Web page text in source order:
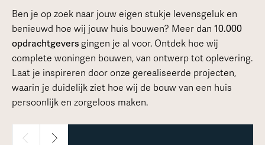
Ben je op zoek naar jouw eigen stukje levensgeluk en
benieuwd hoe wij jouw huis bouwen? Meer dan 10.000
opdrachtgevers gingen je al voor. Ontdek hoe wij
complete woningen bouwen, van ontwerp tot oplevering.
Laat je inspireren door onze gerealiseerde projecten,
waarin je duidelijk ziet hoe wij de bouw van een huis
persoonlijk en zorgeloos maken.
1 / 30